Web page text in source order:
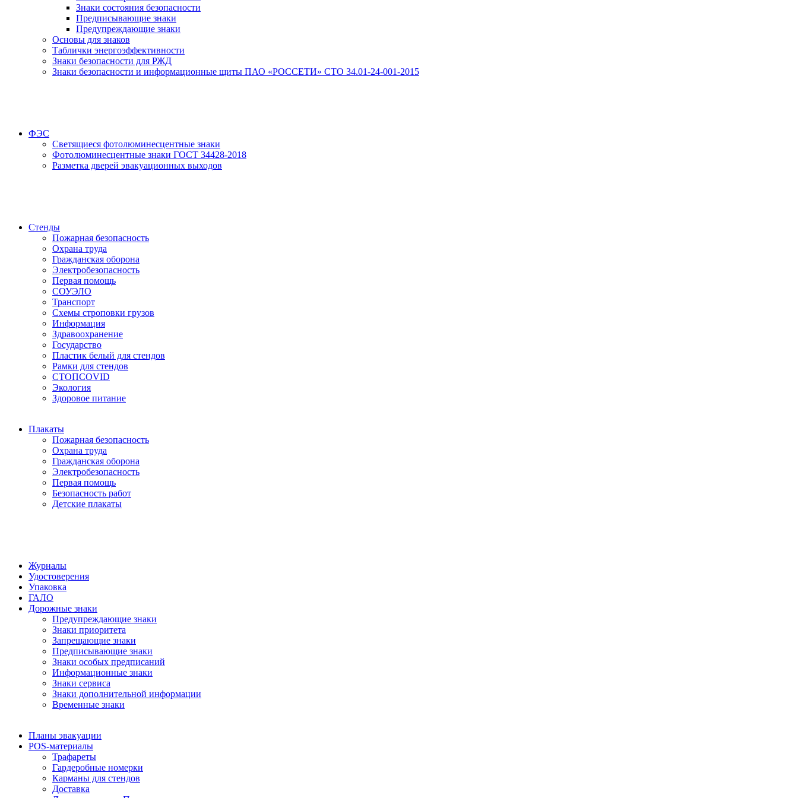
Знаки состояния безопасности
Предписывающие знаки
Предупреждающие знаки
Основы для знаков
Таблички энергоэффективности
Знаки безопасности для РЖД
Знаки безопасности и информационные щиты ПАО «РОССЕТИ» СТО 34.01-24-001-2015
ФЭС
Светящиеся фотолюминесцентные знаки
Фотолюминесцентные знаки ГОСТ 34428-2018
Разметка дверей эвакуационных выходов
Стенды
Пожарная безопасность
Охрана труда
Гражданская оборона
Электробезопасность
Первая помощь
СОУЭЛО
Транспорт
Схемы строповки грузов
Информация
Здравоохранение
Государство
Пластик белый для стендов
Рамки для стендов
СТОПCOVID
Экология
Здоровое питание
Плакаты
Пожарная безопасность
Охрана труда
Гражданская оборона
Электробезопасность
Первая помощь
Безопасность работ
Детские плакаты
Журналы
Удостоверения
Упаковка
ГАЛО
Дорожные знаки
Предупреждающие знаки
Знаки приоритета
Запрещающие знаки
Предписывающие знаки
Знаки особых предписаний
Информационные знаки
Знаки сервиса
Знаки дополнительной информации
Временные знаки
Планы эвакуации
POS-материалы
Трафареты
Гардеробные номерки
Карманы для стендов
Доставка